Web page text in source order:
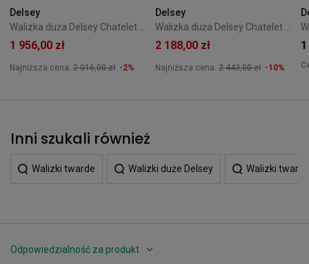
Delsey
1 956,00 zł
Najniższa cena: 2 016,00 zł -2%
Delsey
2 188,00 zł
Najniższa cena: 2 443,00 zł -10%
Inni szukali również
Walizki twarde Walizki duże Delsey Walizki
Odpowiedzialność za produkt